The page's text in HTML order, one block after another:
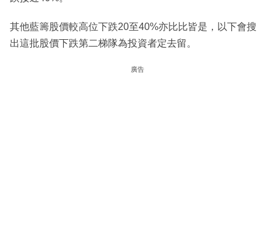
其他藍籌股價較高位下跌20至40%亦比比皆是，以下會搜
出這批股價下跌第二梯隊為投資者定去留。
廣告